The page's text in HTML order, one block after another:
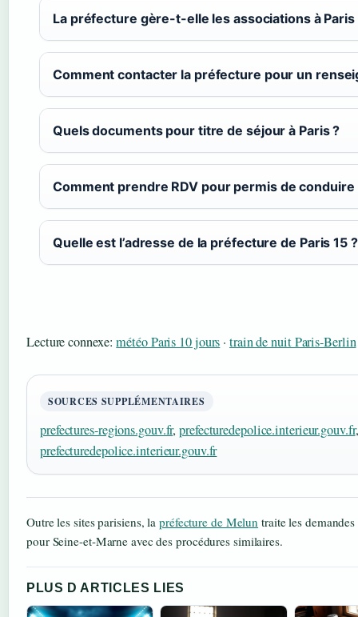
La préfecture gère-t-elle les associations à Paris
Comment contacter la préfecture pour un
Quels documents pour titre de séjour à Paris ?
Comment prendre RDV pour permis de conduire
Quelle est l’adresse de la préfecture de Paris 15 ?
Lecture connexe:météo Paris 10 jours ·train de nuit Paris-Berlin
SOURCES SUPPLÉMENTAIRES
prefectures-regions.gouv.fr,prefecturedepolice.interieur.gouv.fr,
prefecturedepolice.interieur.gouv.fr
Outre les sites parisiens, la préfecture de Melun traite les
pour Seine-et-Marne avec des procédures similaires.
PLUS D ARTICLES LIES